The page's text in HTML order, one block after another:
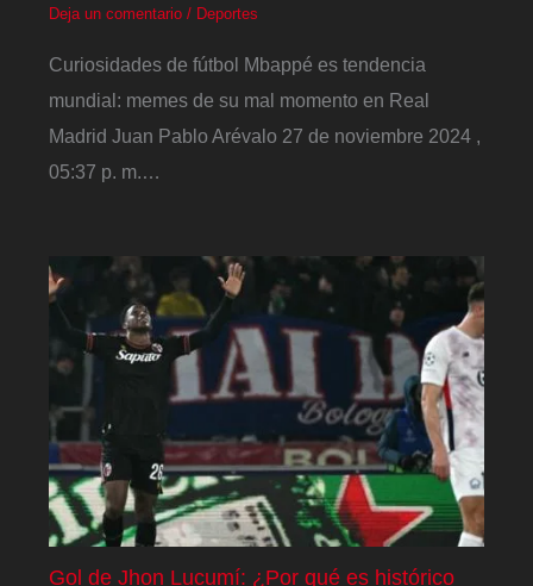
Deja un comentario / Deportes
Curiosidades de fútbol Mbappé es tendencia
mundial: memes de su mal momento en Real
Madrid Juan Pablo Arévalo 27 de noviembre 2024 ,
05:37 p. m.…
Gol de Jhon Lucumí: ¿Por qué es histórico